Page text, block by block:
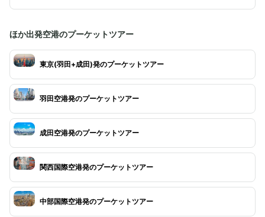
ほか出発空港のプーケットツアー
東京(羽田+成田)発のプーケットツアー
羽田空港発のプーケットツアー
成田空港発のプーケットツアー
関西国際空港発のプーケットツアー
中部国際空港発のプーケットツアー